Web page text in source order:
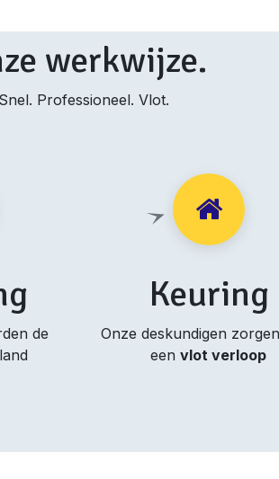
werkwijze.
Snel. Professioneel. Vlot.
de
Keuring
Onze deskundigen
eenvlot verloop